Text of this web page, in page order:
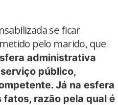
se ficar
pelo marido, que
administrativa
público,
Já na esfera
razão pela qual é